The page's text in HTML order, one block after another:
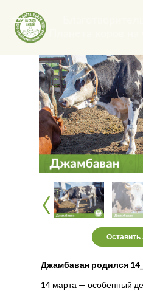
‹
‹
14 марта — особенный
Оставить
Назад
Джамбаван родился